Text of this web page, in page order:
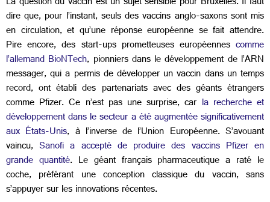
dire que, pour l’instant, seuls des vaccins anglo-saxons sont mis
en circulation, et qu’une réponse européenne se fait attendre.
Pire encore, des start-ups prometteuses européennes comme
l’allemand BioNTech, pionniers dans le développement de l’ARN
messager, qui a permis de développer un vaccin dans un temps
record, ont établi des partenariats avec des géants étrangers
comme Pfizer. Ce n’est pas une surprise, car la recherche et
développement dans le secteur a été augmentée significativement
aux États-Unis, à l’inverse de l’Union Européenne. S’avouant
vaincu, Sanofi a accepté de produire des vaccins Pfizer en
grande quantité. Le géant français pharmaceutique a raté le
coche, préférant une conception classique du vaccin, sans
s’appuyer sur les innovations récentes.